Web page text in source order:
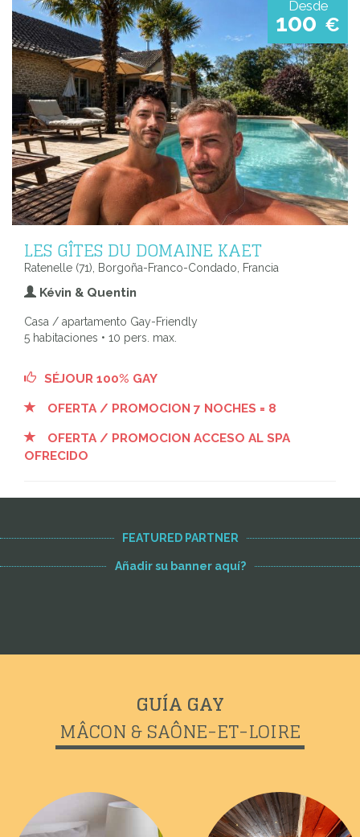
Desde
100 €
LES GÎTES DU DOMAINE KAET
Ratenelle (71), Borgoña-Franco-Condado, Francia
Kévin & Quentin
Casa / apartamento Gay-Friendly
5 habitaciones • 10 pers. max.
SÉJOUR 100% GAY
OFERTA / PROMOCION 7 NOCHES = 8
OFERTA / PROMOCION ACCESO AL SPA
OFRECIDO
FEATURED PARTNER
Añadir su banner aquí?
GUÍA GAY
MÂCON & SAÔNE-ET-LOIRE